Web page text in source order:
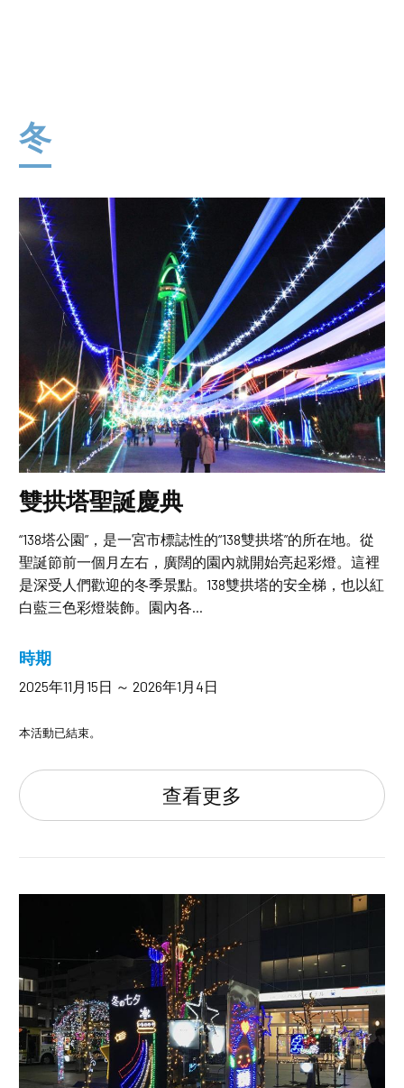
冬
雙拱塔聖誕慶典
“138塔公園”，是一宮市標誌性的“138雙拱塔”的所在地。從
聖誕節前一個月左右，廣闊的園內就開始亮起彩燈。這裡
是深受人們歡迎的冬季景點。138雙拱塔的安全梯，也以紅
白藍三色彩燈裝飾。園內各...
時期
2025年11月15日 ～ 2026年1月4日
本活動已結束。
查看更多